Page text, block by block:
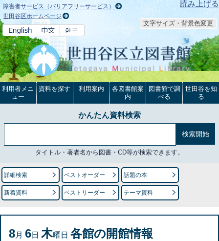
本文へ 読み上げる
障害者サービス（バリアフリーサービス）
世田谷区ホームページ
文字サイズ・背景色変更
利用者メニ
ュー
資料を探す 利用案内
各図書館案
内
図書館で調
べる
世田谷を知
る
かんたん資料検索
タイトル・著者名から図書・CD等が検索できます。
詳細検索 ベストオーダー 話題の本
新着資料 ベストリーダー テーマ資料
8月 6日 木曜日 各館の開館情報